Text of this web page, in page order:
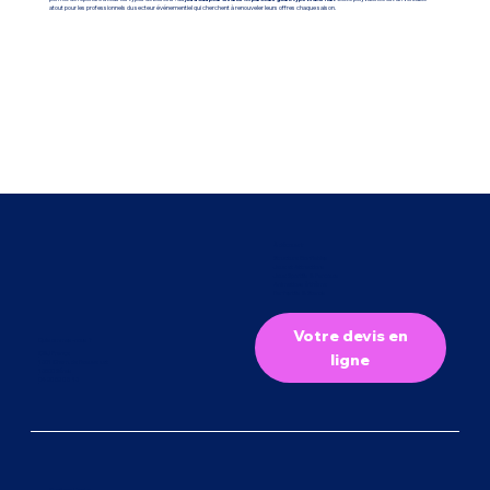
atout pour les professionnels du secteur événementiel qui cherchent à renouveler leurs offres chaque saison.
Votre devis en
ligne